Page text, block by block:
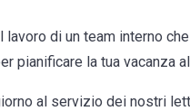
di un team interno che
pianificare la tua vacanza
al servizio dei nostri